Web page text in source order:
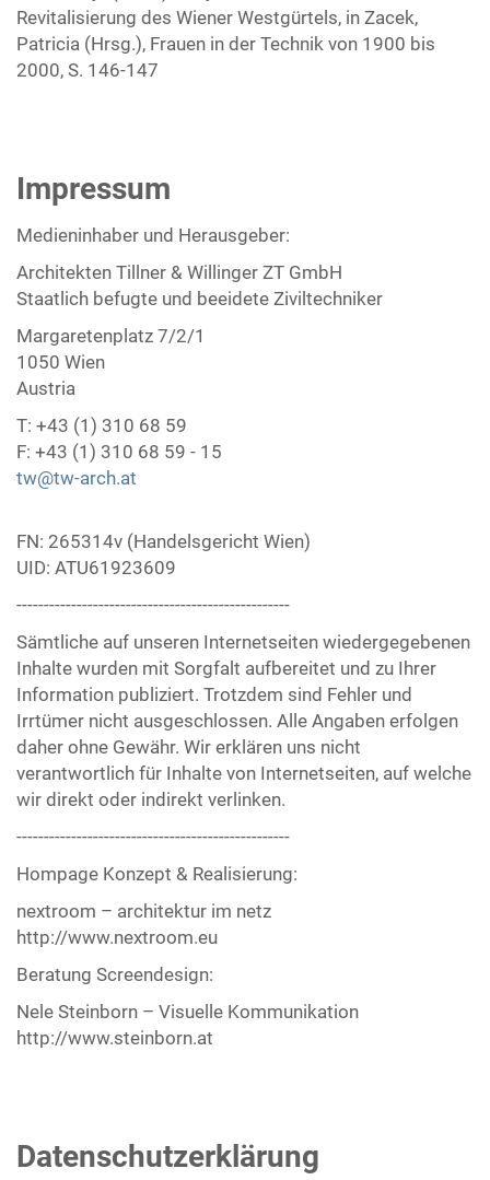
Revitalisierung des Wiener Westgürtels, in Zacek,
Patricia (Hrsg.), Frauen in der Technik von 1900 bis
2000, S. 146-147
Impressum
Medieninhaber und Herausgeber:
Architekten Tillner & Willinger ZT GmbH
Staatlich befugte und beeidete Ziviltechniker
Margaretenplatz 7/2/1
1050 Wien
Austria
T: +43 (1) 310 68 59
F: +43 (1) 310 68 59 - 15
tw@tw-arch.at
FN: 265314v (Handelsgericht Wien)
UID: ATU61923609
--------------------------------------------------
Sämtliche auf unseren Internetseiten wiedergegebenen
Inhalte wurden mit Sorgfalt aufbereitet und zu Ihrer
Information publiziert. Trotzdem sind Fehler und
Irrtümer nicht ausgeschlossen. Alle Angaben erfolgen
daher ohne Gewähr. Wir erklären uns nicht
verantwortlich für Inhalte von Internetseiten, auf welche
wir direkt oder indirekt verlinken.
--------------------------------------------------
Hompage Konzept & Realisierung:
nextroom – architektur im netz
http://www.nextroom.eu
Beratung Screendesign:
Nele Steinborn – Visuelle Kommunikation
http://www.steinborn.at
Datenschutzerklärung